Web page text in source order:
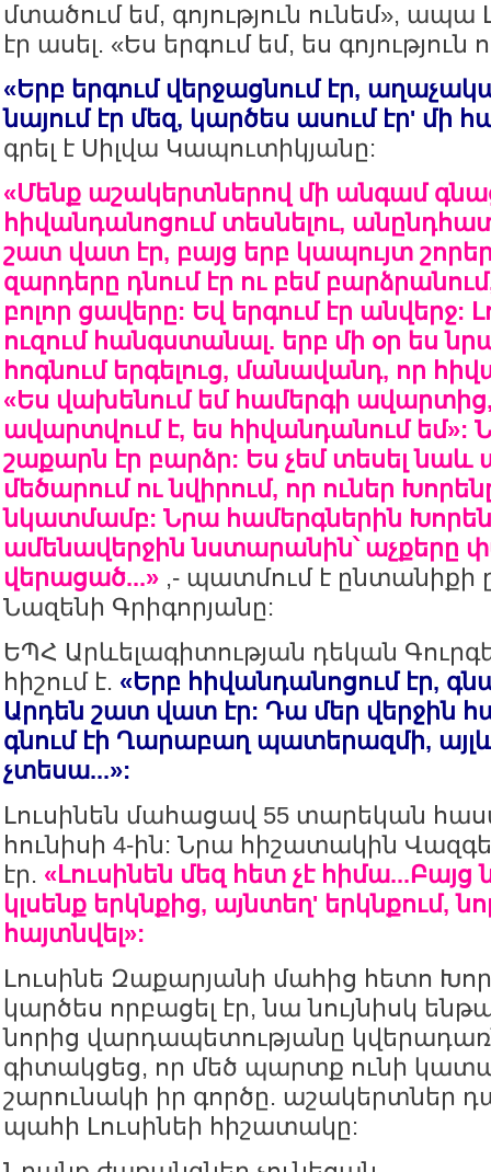
մտածում եմ, գոյություն ունեմ», ապա
էր ասել. «Ես երգում եմ, ես գոյություն
«Երբ երգում վերջացնում էր,
նայում էր մեզ, կարծես ասում էր' մի
գրել է Սիլվա Կապուտիկյանը:
«Մենք աշակերտներով մի անգամ
հիվանդանոցում տեսնելու,
շատ վատ էր, բայց երբ կապույտ
զարդերը դնում էր ու բեմ
բոլոր ցավերը: Եվ երգում էր անվերջ:
ուզում հանգստանալ. երբ մի օր ես
հոգնում երգելուց, մանավանդ, որ
«Ես վախենում եմ համերգի
ավարտվում է, ես հիվանդանում եմ»:
շաքարն էր բարձր: Ես չեմ տեսել նաև
մեծարում ու նվիրում, որ ուներ
նկատմամբ: Նրա համերգներին
ամենավերջին նստարանին՝ աչքերը
վերացած...» ,- պատմում է ընտանիքի
Նազենի Գրիգորյանը:
ԵՊՀ Արևելագիտության դեկան
հիշում է. «Երբ հիվանդանոցում էր,
Արդեն շատ վատ էր: Դա մեր վերջին
գնում էի Ղարաբաղ պատերազմի,
չտեսա...»:
Լուսինեն մահացավ 55 տարեկան
հունիսի 4-ին: Նրա հիշատակին
էր. «Լուսինեն մեզ հետ չէ հիմա...Բայց
կլսենք երկնքից, այնտեղ' երկնքում,
հայտնվել»:
Լուսինե Զաքարյանի մահից հետո
կարծես որբացել էր, նա նույնիսկ
նորից վարդապետությանը
գիտակցեց, որ մեծ պարտք ունի
շարունակի իր գործը. աշակերտներ
պահի Լուսինեի հիշատակը: